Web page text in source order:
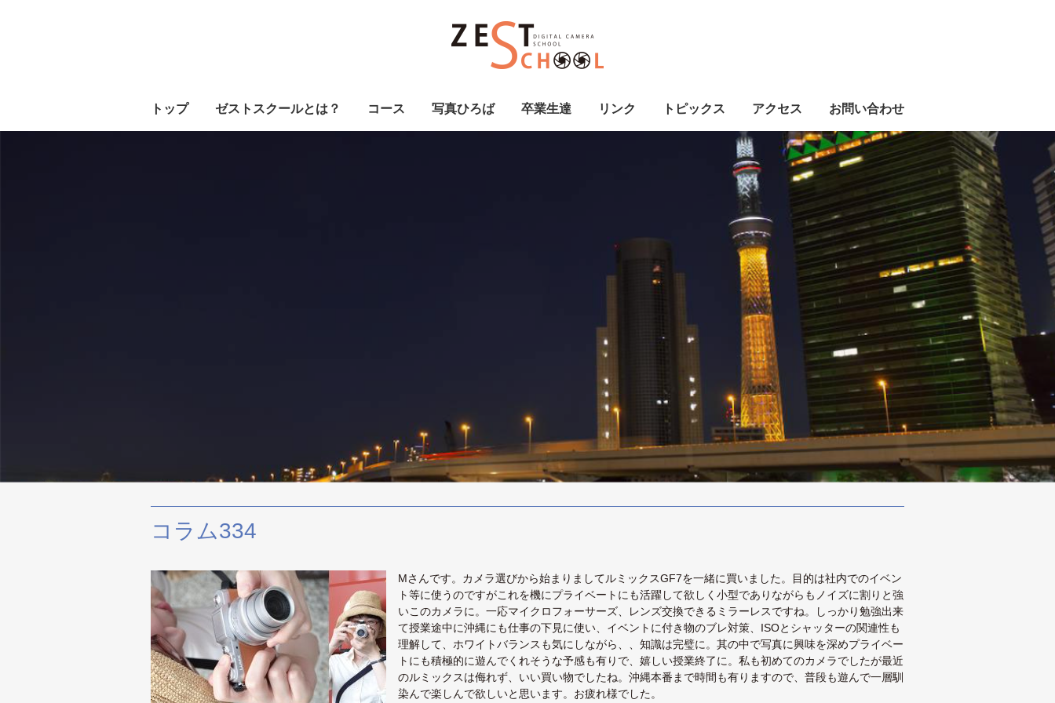
トップ ゼストスクールとは？ コース 写真ひろば 卒業生達 リンク トピックス アクセス お問い合わせ
コラム334
Mさんです。カメラ選びから始まりましてルミックスGF7を一緒に買いました。目的は社内でのイベン
ト等に使うのですがこれを機にプライベートにも活躍して欲しく小型でありながらもノイズに割りと強
いこのカメラに。一応マイクロフォーサーズ、レンズ交換できるミラーレスですね。しっかり勉強出来
て授業途中に沖縄にも仕事の下見に使い、イベントに付き物のブレ対策、ISOとシャッターの関連性も
理解して、ホワイトバランスも気にしながら、、知識は完璧に。其の中で写真に興味を深めプライベー
トにも積極的に遊んでくれそうな予感も有りで、嬉しい授業終了に。私も初めてのカメラでしたが最近
のルミックスは侮れず、いい買い物でしたね。沖縄本番まで時間も有りますので、普段も遊んで一層馴
染んで楽しんで欲しいと思います。お疲れ様でした。